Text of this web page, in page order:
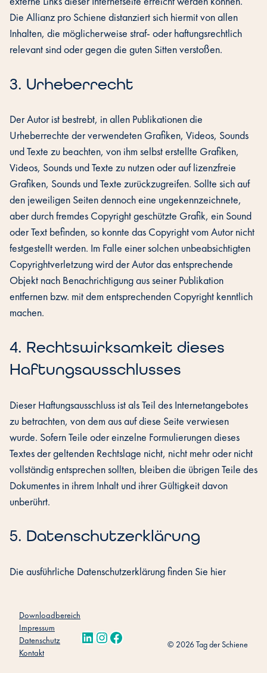
Die Allianz pro Schiene distanziert sich hiermit von allen
Inhalten, die möglicherweise straf- oder haftungsrechtlich
relevant sind oder gegen die guten Sitten verstoßen.
‍3. Urheberrecht
Der Autor ist bestrebt, in allen Publikationen die
Urheberrechte der verwendeten Grafiken, Videos, Sounds
und Texte zu beachten, von ihm selbst erstellte Grafiken,
Videos, Sounds und Texte zu nutzen oder auf lizenzfreie
Grafiken, Sounds und Texte zurückzugreifen. Sollte sich auf
den jeweiligen Seiten dennoch eine ungekennzeichnete,
aber durch fremdes Copyright geschützte Grafik, ein Sound
oder Text befinden, so konnte das Copyright vom Autor nicht
festgestellt werden. Im Falle einer solchen unbeabsichtigten
Copyrightverletzung wird der Autor das entsprechende
Objekt nach Benachrichtigung aus seiner Publikation
entfernen bzw. mit dem entsprechenden Copyright kenntlich
machen.
‍4. Rechtswirksamkeit dieses
Haftungsausschlusses
Dieser Haftungsausschluss ist als Teil des Internetangebotes
zu betrachten, von dem aus auf diese Seite verwiesen
wurde. Sofern Teile oder einzelne Formulierungen dieses
Textes der geltenden Rechtslage nicht, nicht mehr oder nicht
vollständig entsprechen sollten, bleiben die übrigen Teile des
Dokumentes in ihrem Inhalt und ihrer Gültigkeit davon
unberührt.
‍5. Datenschutzerklärung
Die ausführliche Datenschutzerklärung finden Sie hier
Downloadbereich
Impressum
Datenschutz
Kontakt
LinkedIn
Instagram
Facebook © 2026 Tag der Schiene